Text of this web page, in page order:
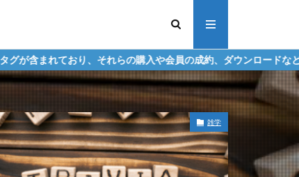
れらの購入や会員の成約、ダウンロードなどからの収益化を行う
雑学